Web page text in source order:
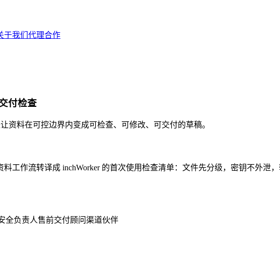
于我们 代理合作
付检查
资料在可控边界内变成可检查、可修改、可交付的草稿。
工作流转译成 inchWorker 的首次使用检查清单：文件先分级，密钥不外泄
全负责人售前交付顾问渠道伙伴